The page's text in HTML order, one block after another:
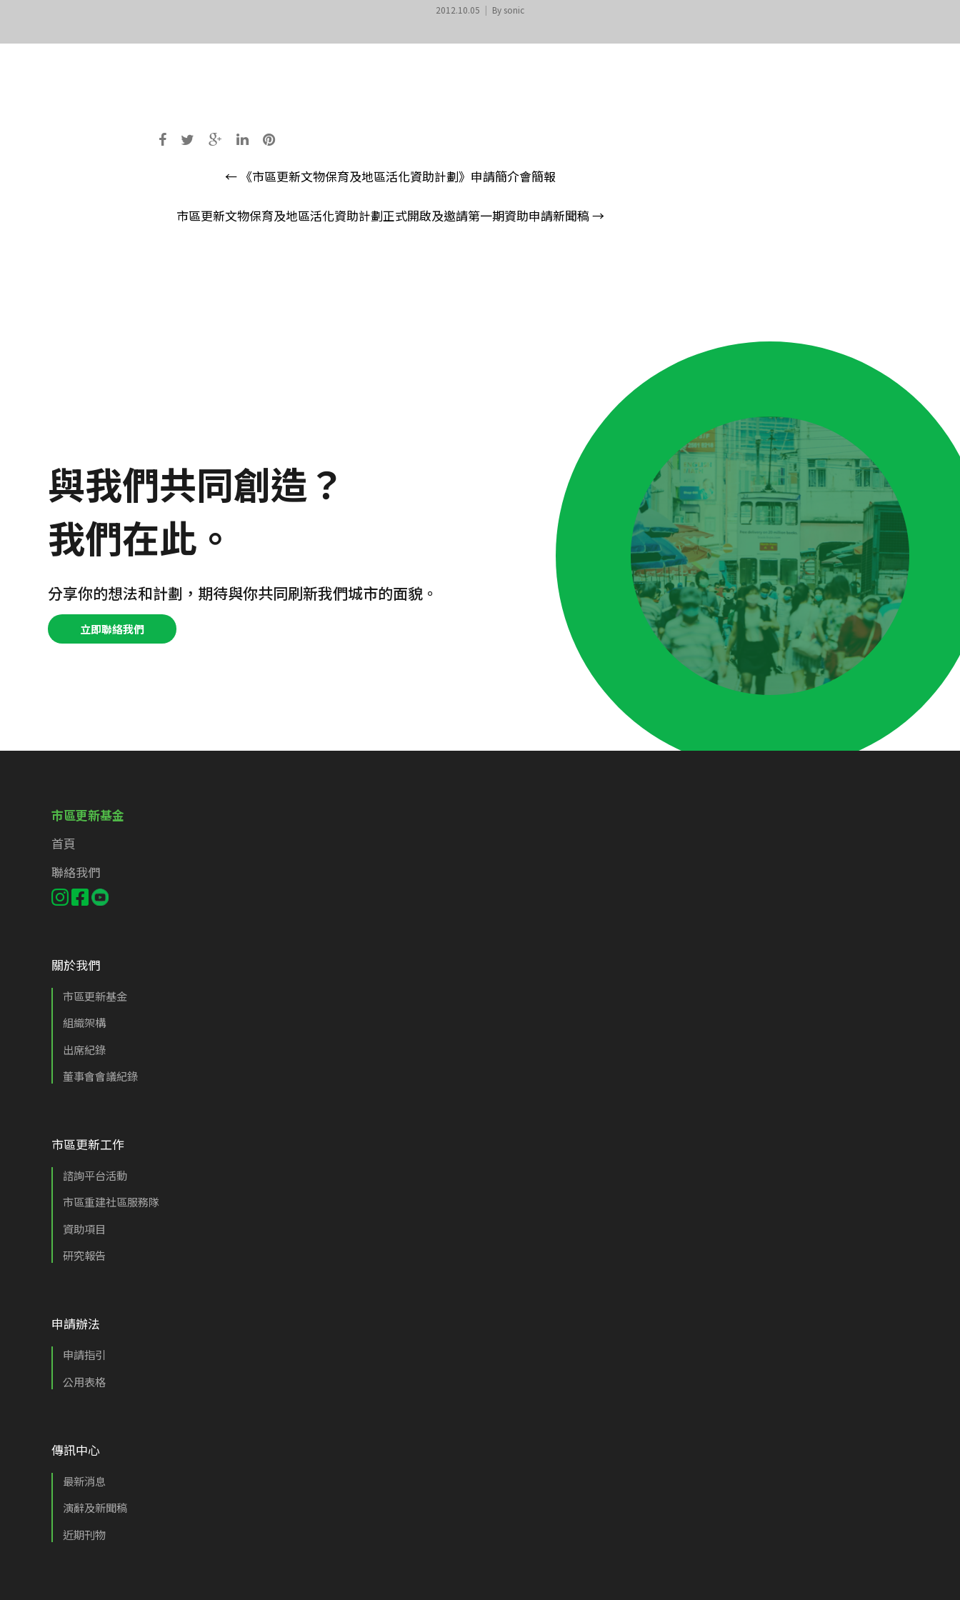
2012.10.05 By sonic
Post
navigation
←《市區更新文物保育及地區活化資助計劃》申請簡介會簡報
市區更新文物保育及地區活化資助計劃正式開啟及邀請第一期資助申請新聞稿 →
與我們共同創造？
我們在此。
分享你的想法和計劃，期待與你共同刷新我們城市的面貌。
立即聯絡我們
市區更新基金
首頁
聯絡我們
關於我們
市區更新基金
組織架構
出席紀錄
董事會會議紀錄
市區更新工作
諮詢平台活動
市區重建社區服務隊
資助項目
研究報告
申請辦法
申請指引
公用表格
傳訊中心
最新消息
演辭及新聞稿
近期刊物